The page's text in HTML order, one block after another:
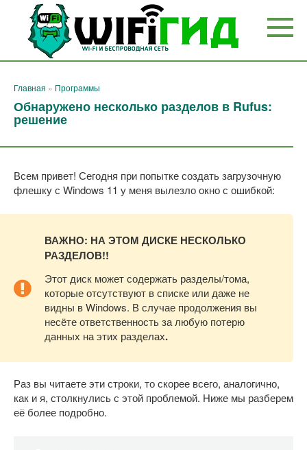
Перейти
контенту
Главная » Программы
Обнаружено несколько разделов в Rufus:
решение
Всем привет! Сегодня при попытке создать загрузочную
флешку с Windows 11 у меня вылезло окно с ошибкой:
ВАЖНО: НА ЭТОМ ДИСКЕ НЕСКОЛЬКО
РАЗДЕЛОВ!!
Этот диск может содержать разделы/тома,
которые отсутствуют в списке или даже не
видны в Windows. В случае продолжения вы
несёте ответственность за любую потерю
данных на этих разделах.
Раз вы читаете эти строки, то скорее всего, аналогично,
как и я, столкнулись с этой проблемой. Ниже мы разберем
её более подробно.